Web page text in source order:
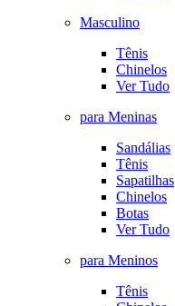
Masculino
Tênis
Chinelos
Ver Tudo
para Meninas
Sandálias
Tênis
Sapatilhas
Chinelos
Botas
Ver Tudo
para Meninos
Tênis